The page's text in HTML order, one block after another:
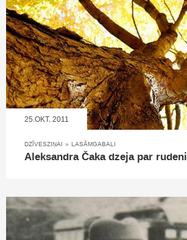
25.OKT, 2011
DZĪVESZIŅAI » LASĀMGABALI
Aleksandra Čaka dzeja par rudeni